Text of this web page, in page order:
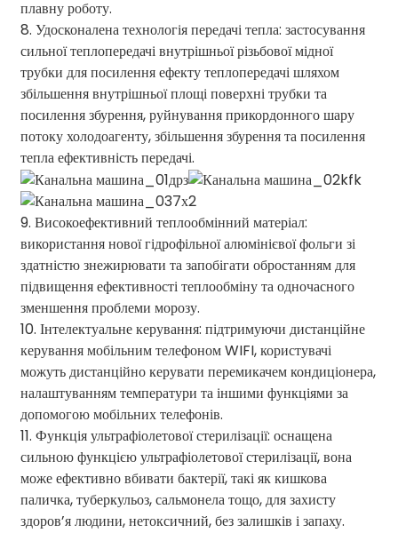
плавну роботу.
8. Удосконалена технологія передачі тепла: застосування
сильної теплопередачі внутрішньої різьбової мідної
трубки для посилення ефекту теплопередачі шляхом
збільшення внутрішньої площі поверхні трубки та
посилення збурення, руйнування прикордонного шару
потоку холодоагенту, збільшення збурення та посилення
тепла ефективність передачі.
9. Високоефективний теплообмінний матеріал:
використання нової гідрофільної алюмінієвої фольги зі
здатністю знежирювати та запобігати обростанням для
підвищення ефективності теплообміну та одночасного
зменшення проблеми морозу.
10. Інтелектуальне керування: підтримуючи дистанційне
керування мобільним телефоном WIFI, користувачі
можуть дистанційно керувати перемикачем кондиціонера,
налаштуванням температури та іншими функціями за
допомогою мобільних телефонів.
11. Функція ультрафіолетової стерилізації: оснащена
сильною функцією ультрафіолетової стерилізації, вона
може ефективно вбивати бактерії, такі як кишкова
паличка, туберкульоз, сальмонела тощо, для захисту
здоров’я людини, нетоксичний, без залишків і запаху.